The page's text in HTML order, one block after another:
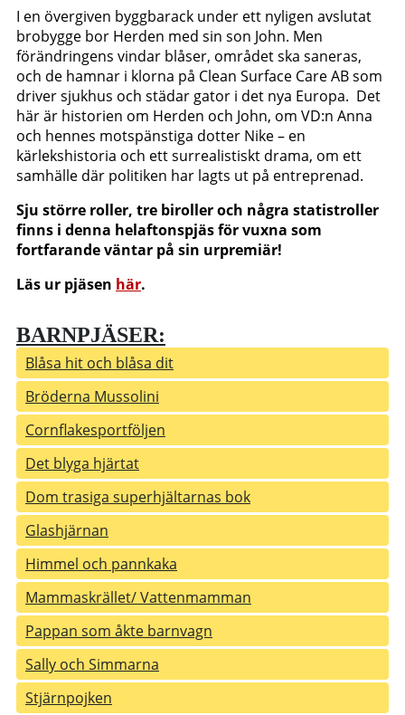
I en övergiven byggbarack under ett nyligen avslutat
brobygge bor Herden med sin son John. Men
förändringens vindar blåser, området ska saneras,
och de hamnar i klorna på Clean Surface Care AB som
driver sjukhus och städar gator i det nya Europa. Det
här är historien om Herden och John, om VD:n Anna
och hennes motspänstiga dotter Nike – en
kärlekshistoria och ett surrealistiskt drama, om ett
samhälle där politiken har lagts ut på entreprenad.
Sju större roller, tre biroller och några statistroller
finns i denna helaftonspjäs för vuxna som
fortfarande väntar på sin urpremiär!
Läs ur pjäsen här.
BARNPJÄSER:
Blåsa hit och blåsa dit
Bröderna Mussolini
Cornflakesportföljen
Det blyga hjärtat
Dom trasiga superhjältarnas bok
Glashjärnan
Himmel och pannkaka
Mammaskrället/ Vattenmamman
Pappan som åkte barnvagn
Sally och Simmarna
Stjärnpojken